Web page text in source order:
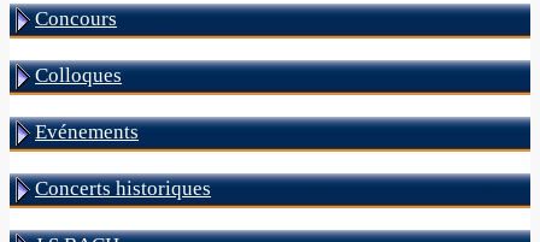
Concours
Colloques
Evénements
Concerts historiques